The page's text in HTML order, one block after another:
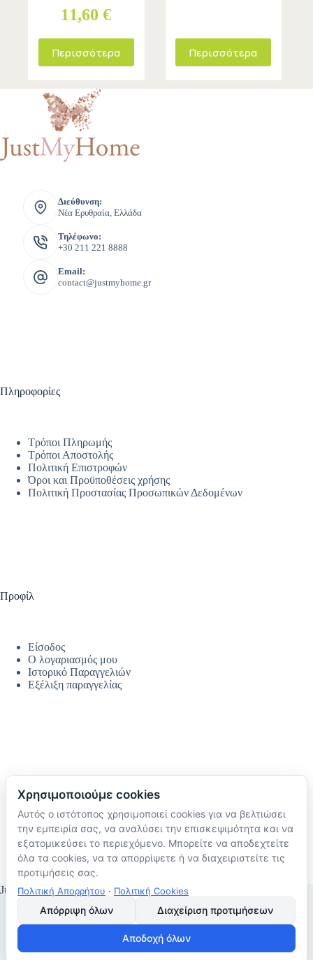
11,60 €
Περισσότερα Περισσότερα
Διεύθυνση:
Νέα Ερυθραία, Ελλάδα
Τηλέφωνο:
+30 211 221 8888
Email:
contact@justmyhome.gr
Πληροφορίες
Τρόποι Πληρωμής
Τρόποι Αποστολής
Πολιτική Επιστροφών
Όροι και Προϋποθέσεις χρήσης
Πολιτική Προστασίας Προσωπικών Δεδομένων
Προφίλ
Είσοδος
Ο λογαριασμός μου
Ιστορικό Παραγγελιών
Εξέλιξη παραγγελίας
Ακολουθήστε μας
TikTok
Instagram
Facebook
JustMyHome © Copyright 2026
Χρησιμοποιούμε cookies
Αυτός ο ιστότοπος χρησιμοποιεί cookies για να βελτιώσει
την εμπειρία σας, να αναλύσει την επισκεψιμότητα και να
εξατομικεύσει το περιεχόμενο. Μπορείτε να αποδεχτείτε
όλα τα cookies, να τα απορρίψετε ή να διαχειριστείτε τις
προτιμήσεις σας.
Πολιτική Απορρήτου · Πολιτική Cookies
Απόρριψη όλων Διαχείριση προτιμήσεων
Αποδοχή όλων